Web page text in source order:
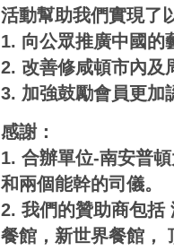
活動幫助我們實現了
1. 向公眾推廣中國的
2. 改善修咸頓市內及
3. 加強鼓勵會員更加
感謝：
1. 合辦單位-南安普
和兩個能幹的司儀。
2. 我們的贊助商包括
餐館，新世界餐館，